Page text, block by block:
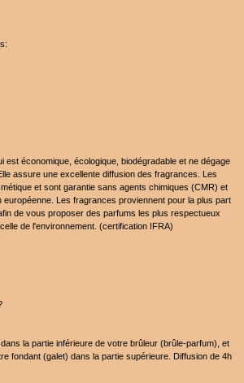
est économique, écologique, biodégradable et ne dégage
assure une excellente diffusion des fragrances. Les
et sont garantie sans agents chimiques (CMR) et
européenne. Les fragrances proviennent pour la plus part
de vous proposer des parfums les plus respectueux
de l'environnement. (certification IFRA)
la partie inférieure de votre brûleur (brûle-parfum), et
fondant (galet) dans la partie supérieure. Diffusion de 4h